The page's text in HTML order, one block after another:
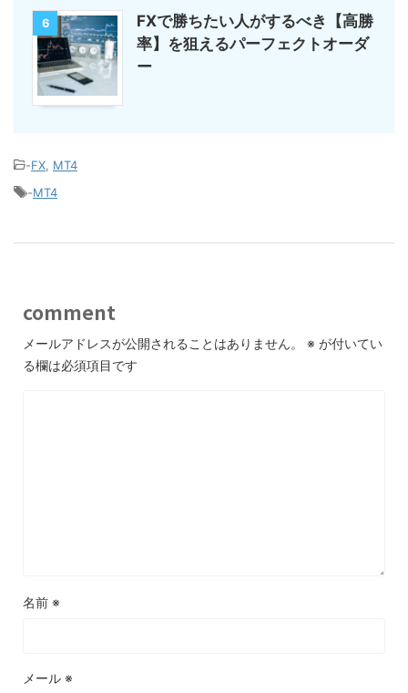
6
FXで勝ちたい人がするべき【高勝
率】を狙えるパーフェクトオーダ
ー
-FX, MT4
-MT4
comment
メールアドレスが公開されることはありません。 ※ が付いてい
る欄は必須項目です
名前 ※
メール ※